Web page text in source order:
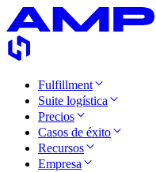
Fulfillment
Suite logística
Precios
Casos de éxito
Recursos
Empresa